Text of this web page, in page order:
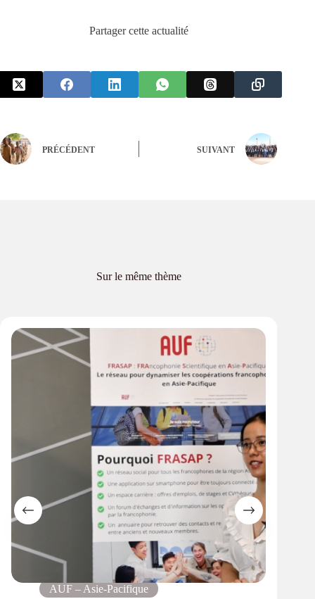
Partager cette actualité
PRÉCÉDENT SUIVANT
Sur le même thème
AUF – Asie-Pacifique